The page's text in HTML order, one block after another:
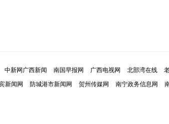
中新网广西新闻 南国早报网 广西电视网 北部湾在线
新闻网 防城港市新闻网 贺州传媒网 南宁政务信息网